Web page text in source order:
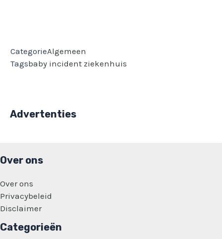
CategorieAlgemeen
Tagsbaby incident ziekenhuis
Advertenties
Over ons
Over ons
Privacybeleid
Disclaimer
Categorieën